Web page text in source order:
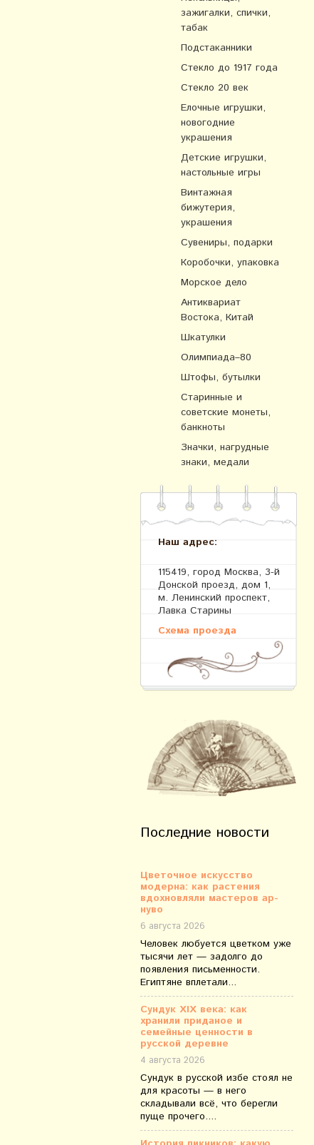
зажигалки, спички,
табак
Подстаканники
Стекло до 1917 года
Стекло 20 век
Елочные игрушки,
новогодние
украшения
Детские игрушки,
настольные игры
Винтажная
бижутерия,
украшения
Сувениры, подарки
Коробочки, упаковка
Морское дело
Антиквариат
Востока, Китай
Шкатулки
Олимпиада–80
Штофы, бутылки
Старинные и
советские монеты,
банкноты
Значки, нагрудные
знаки, медали
Наш адрес:
115419, город Москва, 3-й
Донской проезд, дом 1,
м. Ленинский проспект,
Лавка Старины
Схема проезда
Последние новости
Цветочное искусство
модерна: как растения
вдохновляли мастеров ар-
нуво
6 августа 2026
Человек любуется цветком уже
тысячи лет — задолго до
появления письменности.
Египтяне вплетали...
Сундук XIX века: как
хранили приданое и
семейные ценности в
русской деревне
4 августа 2026
Сундук в русской избе стоял не
для красоты — в него
складывали всё, что берегли
пуще прочего....